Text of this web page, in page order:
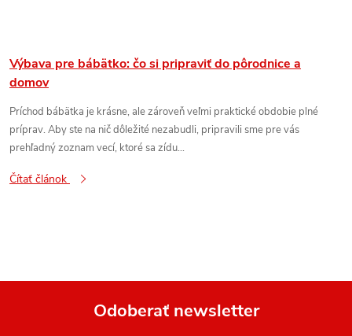
Výbava pre bábätko: čo si pripraviť do pôrodnice a
domov
Príchod bábätka je krásne, ale zároveň veľmi praktické obdobie plné
príprav. Aby ste na nič dôležité nezabudli, pripravili sme pre vás
prehľadný zoznam vecí, ktoré sa zídu...
Čítať článok
Odoberať newsletter